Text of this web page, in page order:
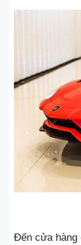
Đến cửa hàng